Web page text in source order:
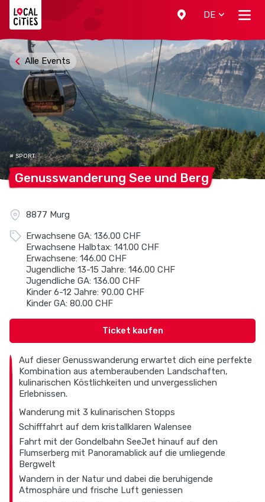
DE
Alle Events
# SPORT
Genusswanderung See und Berg
8877 Murg
Erwachsene GA: 136.00 CHF
Erwachsene Halbtax: 141.00 CHF
Erwachsene: 146.00 CHF
Jugendliche 13-15 Jahre: 146.00 CHF
Jugendliche GA: 136.00 CHF
Kinder 6-12 Jahre: 90.00 CHF
Kinder GA: 80.00 CHF
Ticket kaufen
Auf dieser Genusswanderung erwartet dich eine perfekte
Kombination aus atemberaubenden Landschaften,
kulinarischen Köstlichkeiten und unvergesslichen
Erlebnissen.
Wanderung mit 3 kulinarischen Stopps
Schifffahrt auf dem kristallklaren Walensee
Fahrt mit der Gondelbahn SeeJet hinauf auf den
Flumserberg mit Panoramablick auf die umliegende
Bergwelt
Wandern in der Natur und dabei die beruhigende
Atmosphäre und frische Luft geniessen